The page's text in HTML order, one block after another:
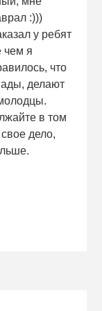
:)))
у ребят
чем я
что
делают
в том
дело,